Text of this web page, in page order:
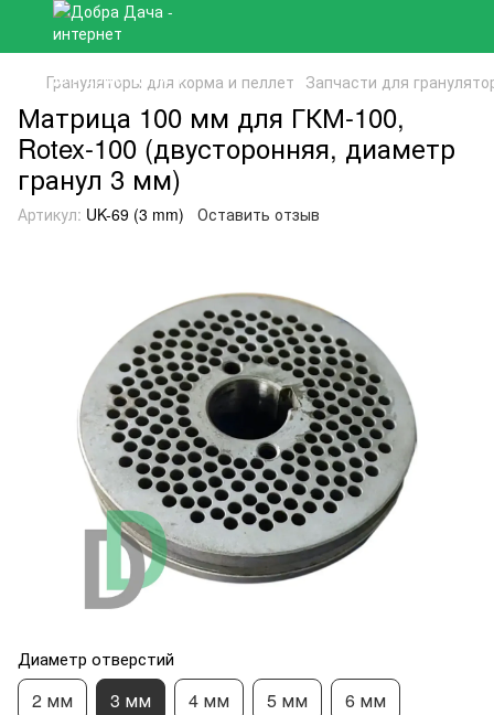
Грануляторы для корма и пеллет Запчасти для
Матрица 100 мм для ГКМ-100,
Rotex-100 (двусторонняя, диаметр
гранул 3 мм)
Артикул: UK-69 (3 mm) Оставить отзыв
Диаметр отверстий
2 мм 3 мм 4 мм 5 мм 6 мм